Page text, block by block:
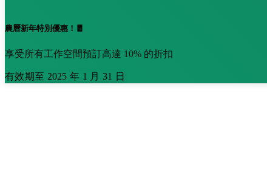
農曆新年特別優惠！🧧
享受所有工作空間預訂高達 10% 的折扣
有效期至 2025 年 1 月 31 日